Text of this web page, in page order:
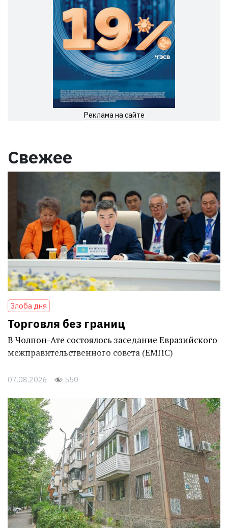
Реклама на сайте
Свежее
Злоба дня
Торговля без границ
В Чолпон-Ате состоялось заседание Евразийского
межправительственного совета (ЕМПС)
07.08.2026 550